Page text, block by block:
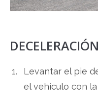
Levantar el pie
el vehículo con